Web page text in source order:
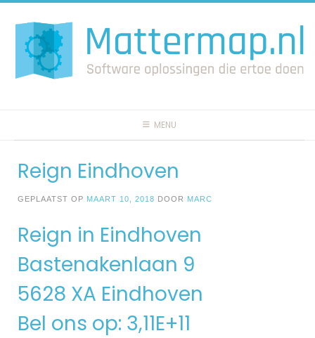
naar
inhoud
MENU
Reign Eindhoven
GEPLAATST OP MAART 10, 2018 DOOR MARC
Reign in Eindhoven
Bastenakenlaan 9
5628 XA Eindhoven
Bel ons op: 3,11E+11